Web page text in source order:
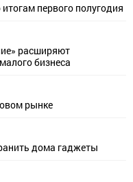
первого полугодия
расширяют
бизнеса
рынке
дома гаджеты